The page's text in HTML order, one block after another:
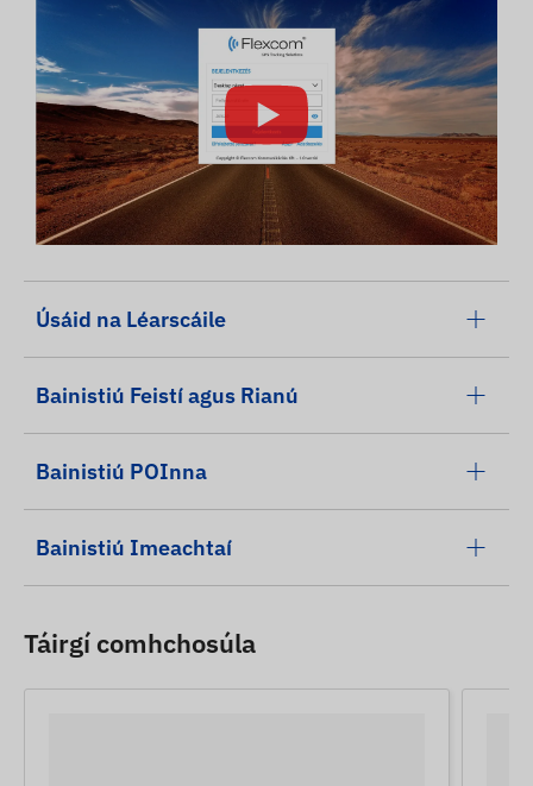
Úsáid na Léarscáile
Bainistiú Feistí agus Rianú
Bainistiú POInna
Bainistiú Imeachtaí
Táirgí comhchosúla